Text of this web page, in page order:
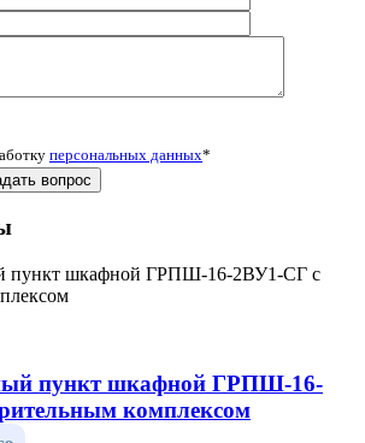
персональных данных*
пункт шкафной ГРПШ-16-
комплексом